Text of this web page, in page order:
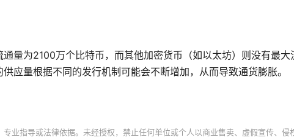
量为2100万个比特币，而其他加密货币（如以太坊）则没有最大
应量根据不同的发行机制可能会不断增加，从而导致通货膨胀。
业指导或法律依据。未经授权，禁止任何单位或个人以商业售卖、虚假宣传、侵